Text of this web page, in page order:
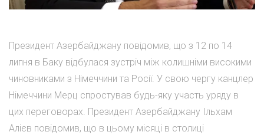
Президент Азербайджану повідомив, що з 12 по 14
липня в Баку відбулася зустріч між колишніми високими
чиновниками з Німеччини та Росії. У свою чергу канцлер
Німеччини Мерц спростував будь-яку участь уряду в
цих переговорах. Президент Азербайджану Ільхам
Алієв повідомив, що в цьому місяці в столиці